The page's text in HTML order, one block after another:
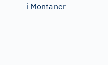
i Montaner